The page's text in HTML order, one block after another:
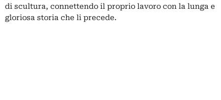
di scultura, connettendo il proprio lavoro con la lunga e
gloriosa storia che li precede.